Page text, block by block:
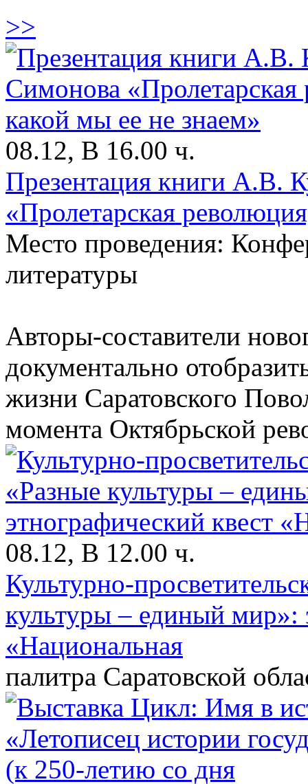
>>
08.12, В 16.00 ч.
Презентация книги А.В.
«Пролетарская
Место проведения:
литературы
Авторы-составители
документально
жизни Саратовского
момента Октябрьской
08.12, В 12.00 ч.
Культурно-
культуры – единый мир»:
«Национальная
палитра Саратовской